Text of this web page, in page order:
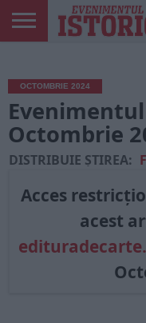
TIPĂRITE
PLAY
MEU
OCTOMBRIE 2024
Octombrie
DISTRIBUIE ȘTIREA:
Acces
acest